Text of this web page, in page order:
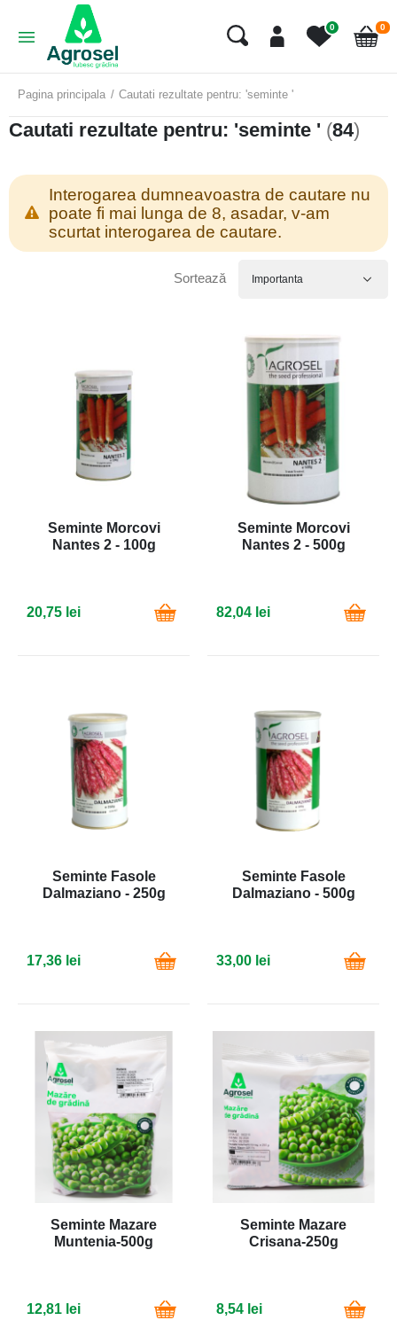
0
Cart
0
Pagina principala Cautati rezultate pentru: 'seminte '
Cautati rezultate pentru: 'seminte ' (84)
Interogarea dumneavoastra de cautare nu
poate fi mai lunga de 8, asadar, v-am
scurtat interogarea de cautare.
Sortează
Seminte Morcovi
Nantes 2 - 100g
20,75 lei
Seminte Morcovi
Nantes 2 - 500g
82,04 lei
Seminte Fasole
Dalmaziano - 250g
17,36 lei
Seminte Fasole
Dalmaziano - 500g
33,00 lei
Seminte Mazare
Muntenia-500g
12,81 lei
Seminte Mazare
Crisana-250g
8,54 lei